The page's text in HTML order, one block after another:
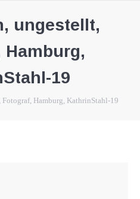
ungestellt,
Hamburg,
19
Hamburg, KathrinStahl-19